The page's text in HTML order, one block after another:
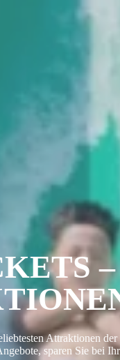
Attraktionen
sparen Sie bei